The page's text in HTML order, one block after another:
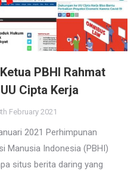
PBHI Rahmat
Cipta Kerja
February 2021
2021 Perhimpunan
Manusia Indonesia (PBHI)
situs berita daring yang